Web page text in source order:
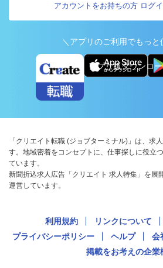
アカウントをお持ちの方 ログ
＼アプリのご利用でもっと
アプリ版ダウンロ
「クリエイト転職 (ジョブターミナル)」は、求
す。地域密着をコンセプトに、仕事探しに役立
ています。
新聞折込求人広告「クリエイト 求人特集」を展
運営しています。
利用規約 リンクについて
プライバシーポリシー
ヘルプ 会
掲載をお考えの企業